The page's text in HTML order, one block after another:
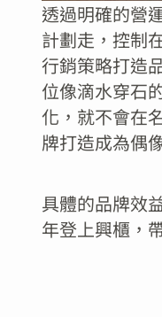
透過明確的營
計劃走，控制
行銷策略打造
位像滴水穿石
化，就不會在
牌打造成為偶
具體的品牌效
年登上興櫃，